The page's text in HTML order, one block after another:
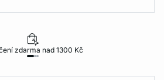
zdarma nad 1300 Kč